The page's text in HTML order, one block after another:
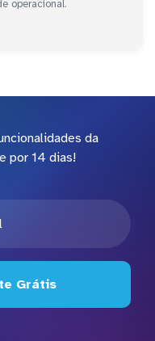
operacional.
da
por 14 dias!
Grátis